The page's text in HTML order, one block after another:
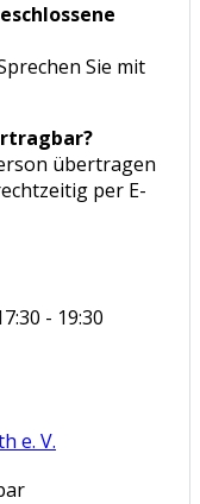
Sie mit
übertragen
per E-
- 19:30
e. V.